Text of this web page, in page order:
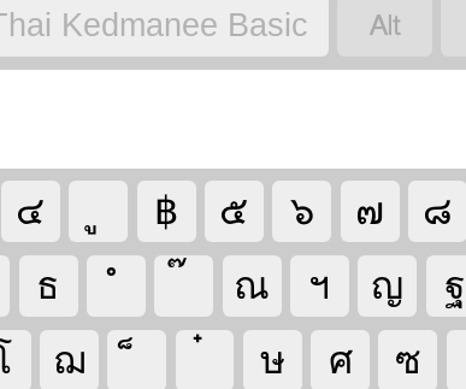
Kedmanee Basic 
๔ ฿ ๕ ๖ ๗ ๘
ธ ณ ฯ ญ ฐ
ฌ ษ ศ ซ